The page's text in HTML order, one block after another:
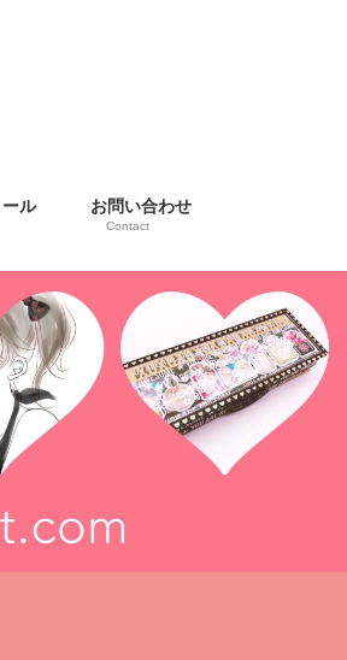
ル お問い合わせ
Contact